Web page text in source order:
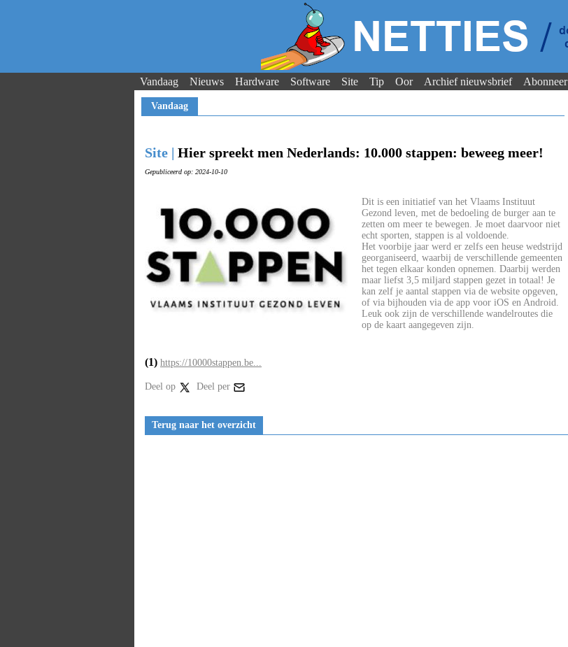
Vandaag Nieuws Hardware Software Site Tip Oor Archief nieuwsbrief Abonneer
Vandaag
Site | Hier spreekt men Nederlands: 10.000 stappen: beweeg meer!
Gepubliceerd op: 2024-10-10
Dit is een initiatief van het Vlaams Instituut
Gezond leven, met de bedoeling de burger aan te
zetten om meer te bewegen. Je moet daarvoor niet
echt sporten, stappen is al voldoende.
Het voorbije jaar werd er zelfs een heuse wedstrijd
georganiseerd, waarbij de verschillende gemeenten
het tegen elkaar konden opnemen. Daarbij werden
maar liefst 3,5 miljard stappen gezet in totaal! Je
kan zelf je aantal stappen via de website opgeven,
of via bijhouden via de app voor iOS en Android.
Leuk ook zijn de verschillende wandelroutes die
op de kaart aangegeven zijn.
(1) https://10000stappen.be...
Deel op Deel per
Terug naar het overzicht